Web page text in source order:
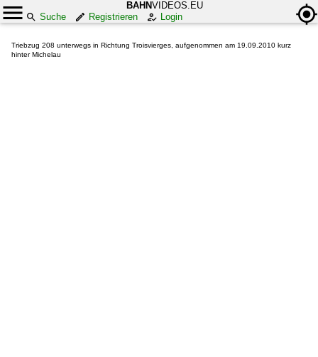
BAHNVIDEOS.EU
Suche
Registrieren Login
Triebzug 208 unterwegs in Richtung Troisvierges, aufgenommen am 19.09.2010 kurz
hinter Michelau